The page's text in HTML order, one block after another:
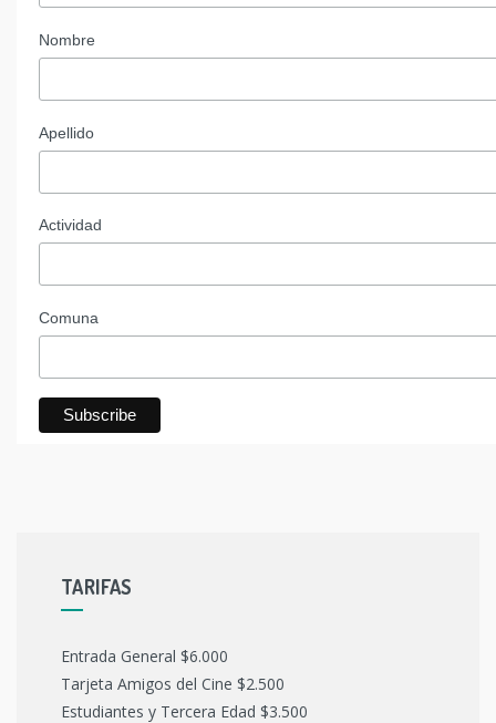
Nombre
Apellido
Actividad
Comuna
TARIFAS
Entrada General $6.000
Tarjeta Amigos del Cine $2.500
Estudiantes y Tercera Edad $3.500